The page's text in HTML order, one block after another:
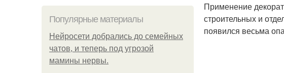
Популярные материалы
Нейросети добрались до семейных
чатов, и теперь под угрозой
мамины нервы.
Применение
строительных и
появился весьма